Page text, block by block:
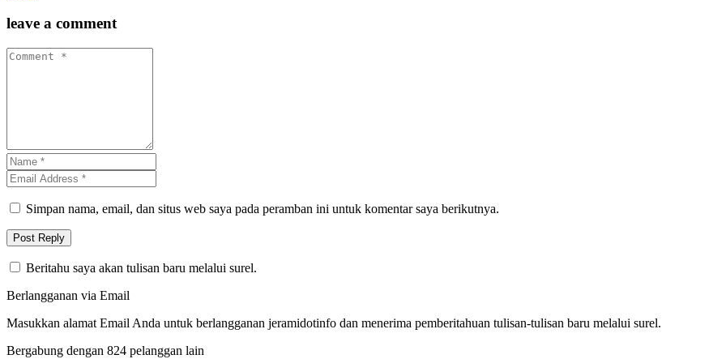
leave a comment
Simpan nama, email, dan situs web saya pada peramban ini untuk komentar saya berikutnya.
Beritahu saya akan tulisan baru melalui surel.
Berlangganan via Email
Masukkan alamat Email Anda untuk berlangganan jeramidotinfo dan menerima pemberitahuan tulisan-tulisan baru melalui surel.
Bergabung dengan 824 pelanggan lain